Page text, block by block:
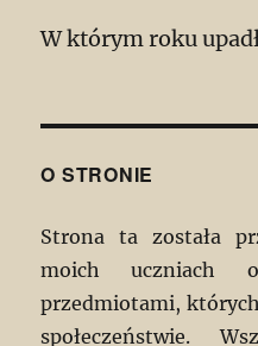
W którym roku
O STRONIE
Strona ta została
moich uczniach
przedmiotami,
społeczeństwie.